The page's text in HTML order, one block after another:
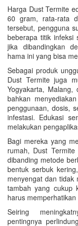
Harga Dust Termite
60 gram, rata-rata
tersebut, pengguna
beberapa titik infeksi
jika dibandingkan
hama ini yang bisa
Sebagai produk
Dust Termite juga
Yogyakarta,
bahkan
penggunaan, dosis,
infestasi. Edukasi
melakukan
Bagi mereka yang
rumah, Dust
dibanding metode
bentuk serbuk
menyengat dan tidak
tambah yang cukup
harus
Seiring
pentingnya